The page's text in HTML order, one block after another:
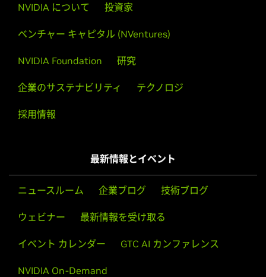
2000,Quadro 2000D, Quadro 600,
Quadro Series (Notebooks)
K4000M, Quadro K3100M,Quadro K2100M,
K1000M, Quadro K610M, Quadro K510M,Quadro K500M,
Quadro 5010M,
Quadro Blade/Embedded Series
Quadro 500M,Quadro 1000M,
3000M,Quadro 4000M
NVS 510, NVS 315,NVS 310
Quadro NVS Series (Notebooks)
NVIDIA について 投資家
ベンチャー キャピタル (NVentures)
NVIDIA Foundation 研究
企業のサステナビリティ テクノロジ
採用情報
最新情報とイベント
ニュースルーム 企業ブログ 技術ブログ
ウェビナー 最新情報を受け取る
イベント カレンダー GTC AI カンファレンス
NVIDIA On-Demand